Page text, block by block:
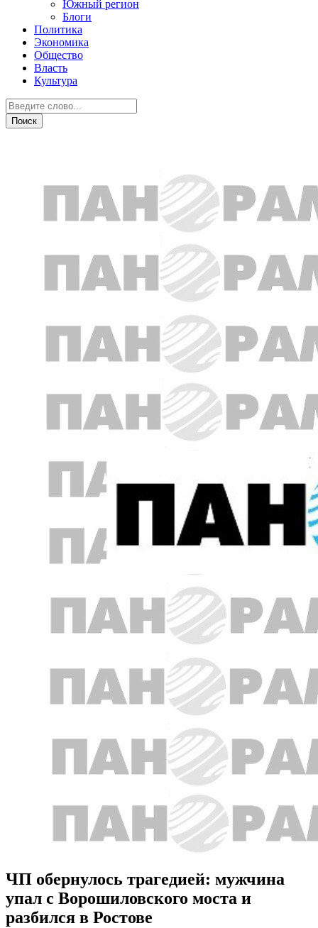
Южный регион
Блоги
Политика
Экономика
Общество
Власть
Культура
ЧП обернулось трагедией: мужчина
упал с Ворошиловского моста и
разбился в Ростове